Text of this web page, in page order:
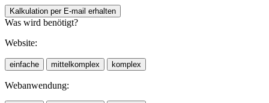
Kalkulation per E-mail erhalten
Was wird benötigt?
Website:
einfache mittelkomplex komplex
Webanwendung: